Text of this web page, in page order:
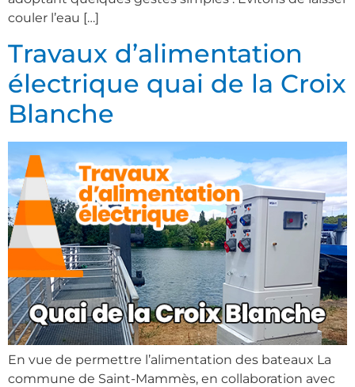
couler l’eau […]
Travaux d’alimentation
électrique quai de la Croix
Blanche
En vue de permettre l’alimentation des bateaux La
commune de Saint-Mammès, en collaboration avec